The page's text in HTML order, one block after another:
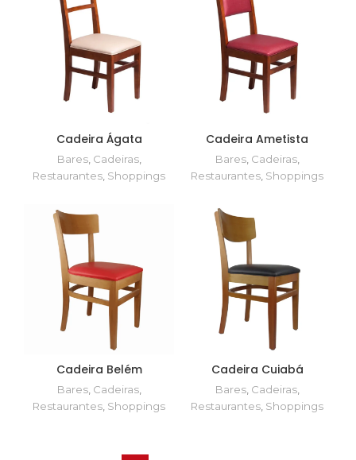
Cadeira Ágata
Bares, Cadeiras,
Restaurantes, Shoppings
Cadeira Ametista
Bares, Cadeiras,
Restaurantes, Shoppings
Cadeira Belém
Bares, Cadeiras,
Restaurantes, Shoppings
Cadeira Cuiabá
Bares, Cadeiras,
Restaurantes, Shoppings